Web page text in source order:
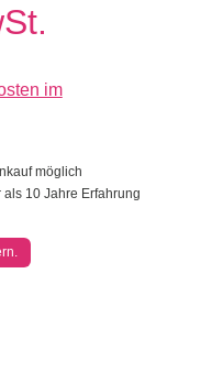
im
möglich
als 10 Jahre Erfahrung